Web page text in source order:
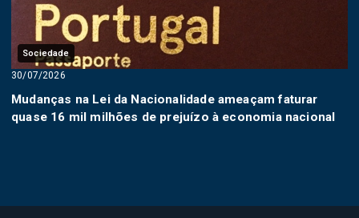
Sociedade
30/07/2026
Mudanças na Lei da Nacionalidade ameaçam faturar
quase 16 mil milhões de prejuízo à economia nacional